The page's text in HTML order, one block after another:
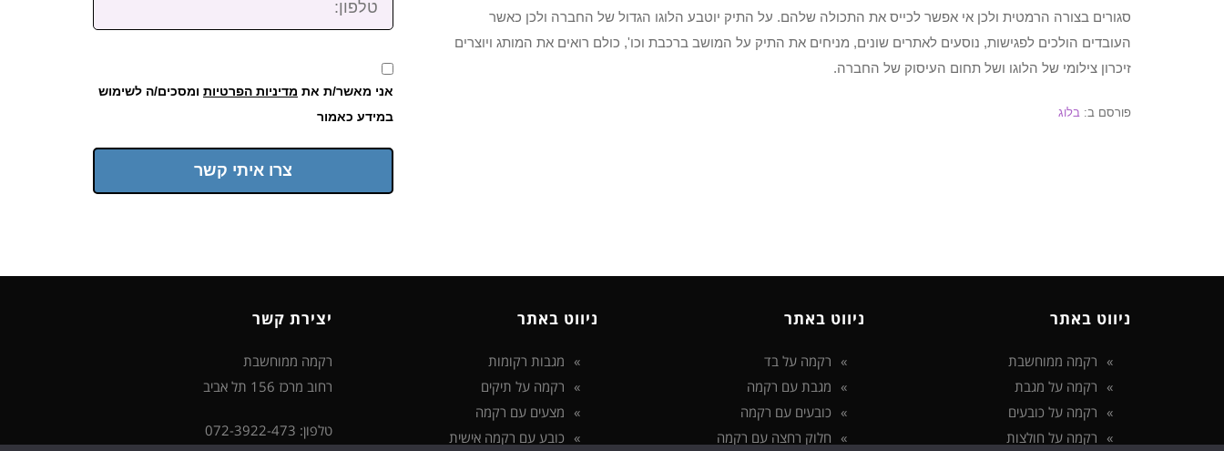
סגורים בצורה הרמטית ולכן אי אפשר לכייס את התכולה שלהם. על התיק יוטבע הלוגו הגדול של החברה ולכן כאשר
העובדים הולכים לפגישות, נוסעים לאתרים שונים, מניחים את התיק על המושב ברכבת וכו', כולם רואים את המותג ויוצרים
זיכרון צילומי של הלוגו ושל תחום העיסוק של החברה.
פורסם ב: בלוג
אני מאשר/ת את מדיניות הפרטיות ומסכים/ה לשימוש
במידע כאמור
צרו איתי קשר
ניווט באתר
רקמה ממוחשבת
רקמה על מגבת
רקמה על כובעים
רקמה על חולצות
ניווט באתר
רקמה על בד
מגבת עם רקמה
כובעים עם רקמה
חלוק רחצה עם רקמה
ניווט באתר
מגבות רקומות
רקמה על תיקים
מצעים עם רקמה
כובע עם רקמה אישית
יצירת קשר
רקמה ממוחשבת
רחוב מרכז 156 תל אביב
טלפון: 072-3922-473